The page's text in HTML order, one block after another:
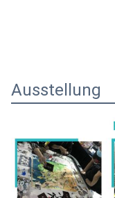
Ausstellung